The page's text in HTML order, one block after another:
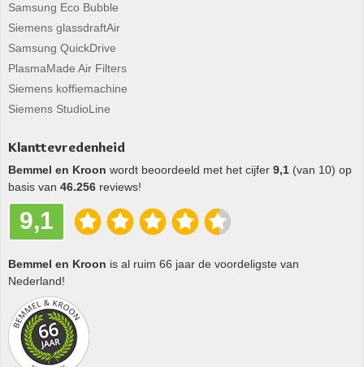
Samsung Eco Bubble
Siemens glassdraftAir
Samsung QuickDrive
PlasmaMade Air Filters
Siemens koffiemachine
Siemens StudioLine
Klanttevredenheid
Bemmel en Kroon wordt beoordeeld met het cijfer 9,1 (van 10) op
basis van 46.256 reviews!
9,1
Bemmel en Kroon is al ruim 66 jaar de voordeligste van
Nederland!